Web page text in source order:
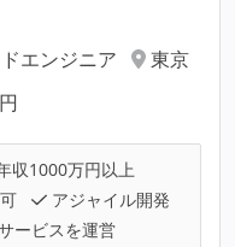
エンジニア
東京
収1000万円以上
アジャイル開発
ービスを運営